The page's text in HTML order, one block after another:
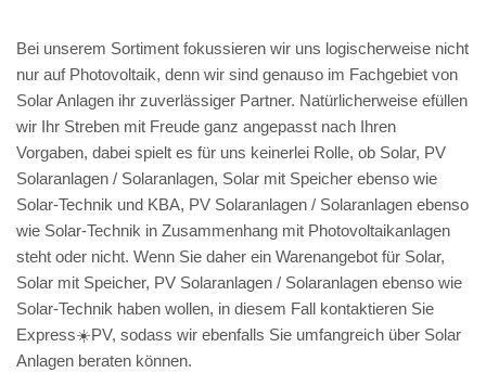
Bei unserem Sortiment fokussieren wir uns logischerweise nicht
nur auf Photovoltaik, denn wir sind genauso im Fachgebiet von
Solar Anlagen ihr zuverlässiger Partner. Natürlicherweise efüllen
wir Ihr Streben mit Freude ganz angepasst nach Ihren
Vorgaben, dabei spielt es für uns keinerlei Rolle, ob Solar, PV
Solaranlagen / Solaranlagen, Solar mit Speicher ebenso wie
Solar-Technik und KBA, PV Solaranlagen / Solaranlagen ebenso
wie Solar-Technik in Zusammenhang mit Photovoltaikanlagen
steht oder nicht. Wenn Sie daher ein Warenangebot für Solar,
Solar mit Speicher, PV Solaranlagen / Solaranlagen ebenso wie
Solar-Technik haben wollen, in diesem Fall kontaktieren Sie
Express☀️PV️, sodass wir ebenfalls Sie umfangreich über Solar
Anlagen beraten können.